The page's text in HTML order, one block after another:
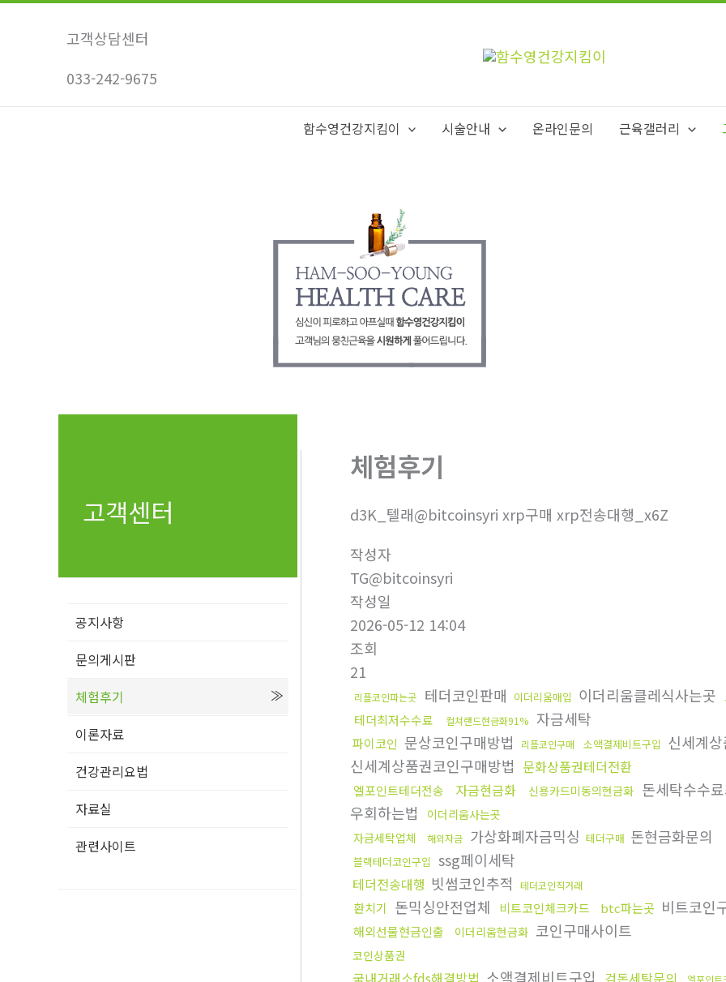
콘
고객상담센터
033-242-9675
함수영건강지킴이 시술안내 온라인문의 근육갤러리
고객센터
공지사항
문의게시판
체험후기
이론자료
건강관리요법
자료실
관련사이트
체험후기
d3K_텔래@bitcoinsyri xrp구매 xrp전송대행_x6Z
작성자
TG@bitcoinsyri
작성일
2026-05-12 14:04
조회
21
리플코인파는곳 테더코인판매 이더리움매입 이더리움클레식사는곳
테더최저수수료 컬쳐랜드현금화91% 자금세탁
파이코인 문상코인구매방법 리플코인구매 소액결제비트구입 신세계
신세계상품권코인구매방법 문화상품권테더전환
엘포인트테더전송 자금현금화 신용카드미동의현금화 돈세탁수수
우회하는법
이더리움사는곳
자금세탁업체
해외자금 가상화폐자금믹싱 테더구매 돈현금화문의
블랙테더코인구입 ssg페이세탁
테더전송대행 빗썸코인추적 테더코인직거래
환치기 돈믹싱안전업체 비트코인체크카드 btc파는곳 비트코인
해외선물현금인출 이더리움현금화 코인구매사이트
코인상품권
국내거래소fds해결방법 소액결제비트구입 검돈세탁문의 엘포인트